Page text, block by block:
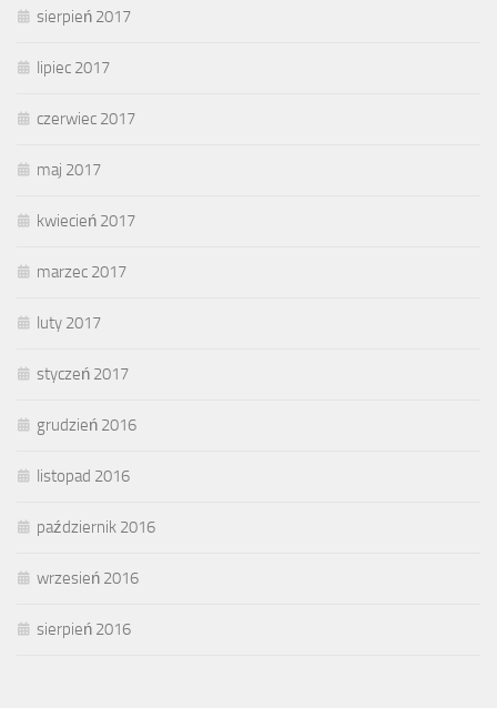
sierpień 2017
lipiec 2017
czerwiec 2017
maj 2017
kwiecień 2017
marzec 2017
luty 2017
styczeń 2017
grudzień 2016
listopad 2016
październik 2016
wrzesień 2016
sierpień 2016